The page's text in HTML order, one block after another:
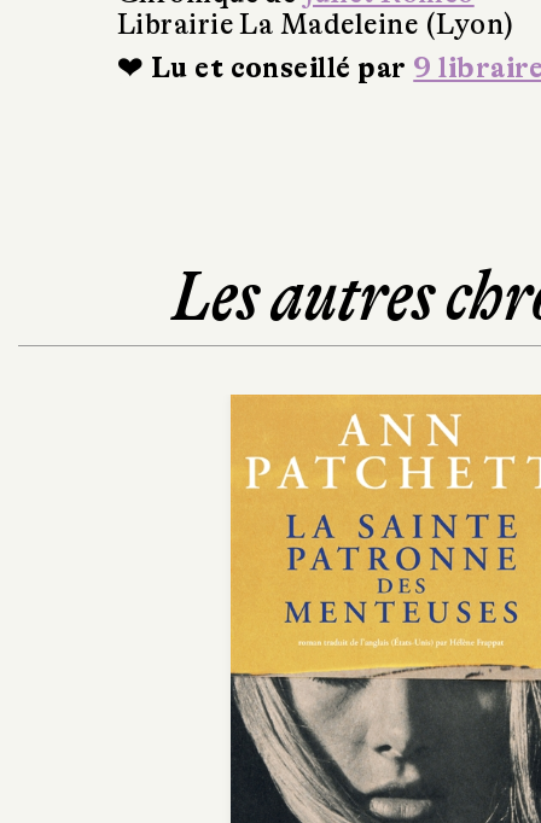
Librairie La Madeleine (Lyon)
❤ Lu et conseillé par 9
Les autres